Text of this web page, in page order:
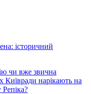
історичний
чи вже звична
Київради нарікають на